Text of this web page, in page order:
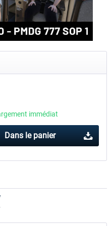
Aerosoft Tool Simple
immédiat
Dans le panier